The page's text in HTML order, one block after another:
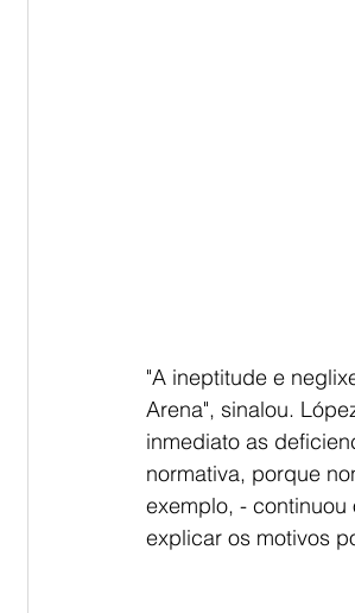
"A ineptitude e
Arena", sinalou.
inmediato as
normativa, porque
exemplo, -
explicar os motivos